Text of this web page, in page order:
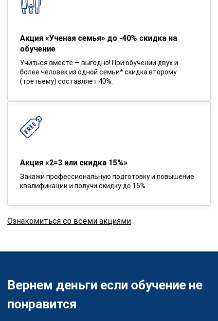
Акция «Ученая семья» до -40% скидка на
обучение
Учиться вместе — выгодно! При обучении двух и
более человек из одной семьи* скидка второму
(третьему) составляет 40%.
Акция «2=3 или скидка 15%»
Закажи профессиональную подготовку и повышение
квалификации и получи скидку до 15%
Ознакомиться со всеми акциями
Вернем деньги если обучение не
понравится